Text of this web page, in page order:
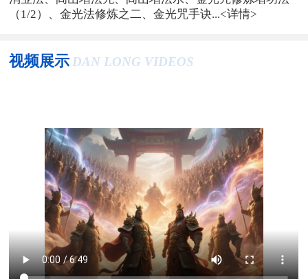
（1/2）、金光法修炼之二、金光咒手诀...<详情>
视频展示 DAN LONG VIDEOS